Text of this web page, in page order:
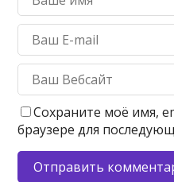
Сохраните моё имя,
браузере для